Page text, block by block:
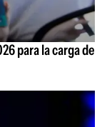
para la carga de